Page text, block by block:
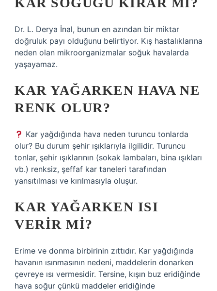
Dr. L. Derya İnal, bunun en azından bir miktar
doğruluk payı olduğunu belirtiyor. Kış hastalıklarına
neden olan mikroorganizmalar soğuk havalarda
yaşayamaz.
KAR YAĞARKEN HAVA NE
RENK OLUR?
Kar yağdığında hava neden turuncu tonlarda
olur? Bu durum şehir ışıklarıyla ilgilidir. Turuncu
tonlar, şehir ışıklarının (sokak lambaları, bina ışıkları
vb.) renksiz, şeffaf kar taneleri tarafından
yansıtılması ve kırılmasıyla oluşur.
KAR YAĞARKEN ISI
VERIR MI?
Erime ve donma birbirinin zıttıdır. Kar yağdığında
havanın ısınmasının nedeni, maddelerin donarken
çevreye ısı vermesidir. Tersine, kışın buz eridiğinde
hava soğur çünkü maddeler eridiğinde